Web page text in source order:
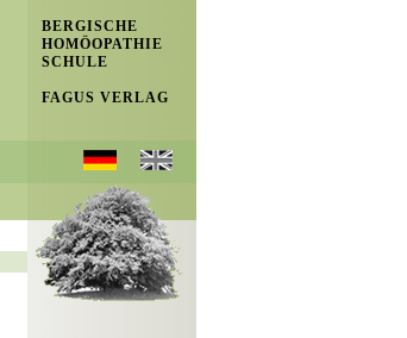
BERGISCHE
HOMÖOPATHIE
SCHULE
FAGUS VERLAG